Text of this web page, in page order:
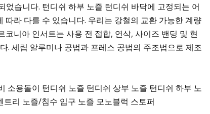
습니다. 턴디쉬 하부 노즐 턴디쉬 바닥에 고정되는 어
라 다를 수 있습니다. 우리는 강철의 교환 가능한 계량
니아 인서트는 사용 전 접합, 연삭, 사이즈 밴딩 및 현
. 세립 알루미나 공법과 프레스 공법의 주조법으로 제조
소용돌이 턴디쉬 노즐 턴디쉬 상부 노즐 턴디쉬 하부 노
리 노즐/침수 입구 노즐 모노블럭 스토퍼